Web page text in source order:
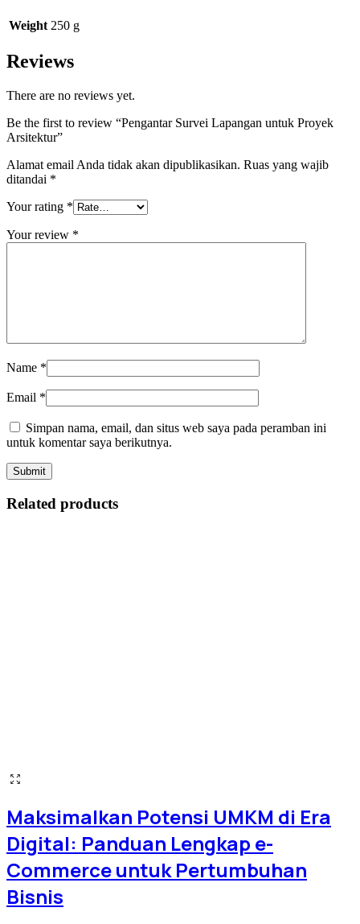
Weight 250 g
Reviews
There are no reviews yet.
Be the first to review “Pengantar Survei Lapangan untuk Proyek
Arsitektur”
Alamat email Anda tidak akan dipublikasikan. Ruas yang wajib
ditandai *
Your rating *
Your review *
Name *
Email *
Simpan nama, email, dan situs web saya pada peramban ini
untuk komentar saya berikutnya.
Related products
Maksimalkan Potensi UMKM di Era
Digital: Panduan Lengkap e-
Commerce untuk Pertumbuhan
Bisnis